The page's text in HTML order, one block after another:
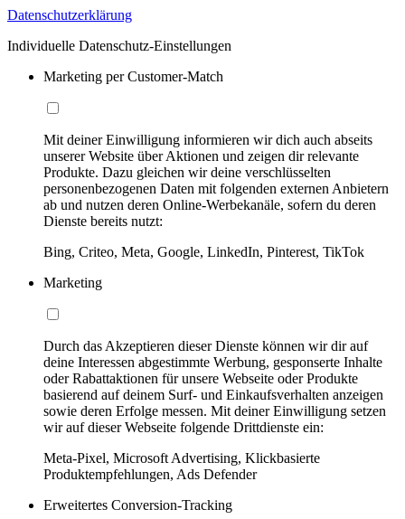
Datenschutzerklärung
Individuelle Datenschutz-Einstellungen
Marketing per Customer-Match
Mit deiner Einwilligung informieren wir dich auch abseits
unserer Website über Aktionen und zeigen dir relevante
Produkte. Dazu gleichen wir deine verschlüsselten
personenbezogenen Daten mit folgenden externen Anbietern
ab und nutzen deren Online-Werbekanäle, sofern du deren
Dienste bereits nutzt:
Bing, Criteo, Meta, Google, LinkedIn, Pinterest, TikTok
Marketing
Durch das Akzeptieren dieser Dienste können wir dir auf
deine Interessen abgestimmte Werbung, gesponserte Inhalte
oder Rabattaktionen für unsere Webseite oder Produkte
basierend auf deinem Surf- und Einkaufsverhalten anzeigen
sowie deren Erfolge messen. Mit deiner Einwilligung setzen
wir auf dieser Webseite folgende Drittdienste ein:
Meta-Pixel, Microsoft Advertising, Klickbasierte
Produktempfehlungen, Ads Defender
Erweitertes Conversion-Tracking